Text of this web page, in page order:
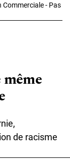
- Pas
de racisme